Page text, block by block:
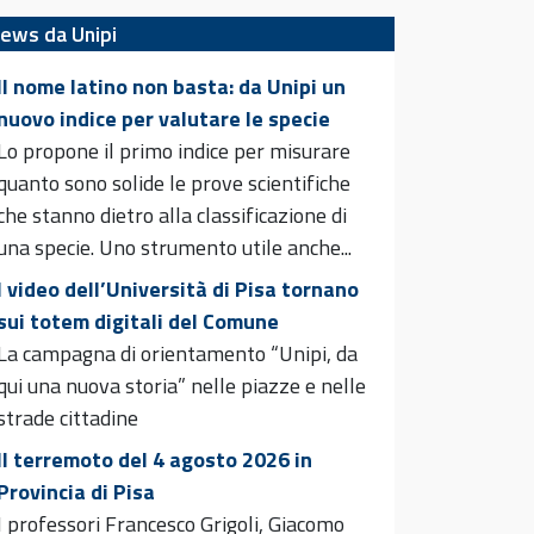
da Unipi
nome latino non basta: da Unipi un
indice per valutare le specie
propone il primo indice per misurare
sono solide le prove scientifiche
stanno dietro alla classificazione di
specie. Uno strumento utile anche...
video dell’Università di Pisa tornano
totem digitali del Comune
campagna di orientamento “Unipi, da
una nuova storia” nelle piazze e nelle
cittadine
terremoto del 4 agosto 2026 in
di Pisa
professori Francesco Grigoli, Giacomo